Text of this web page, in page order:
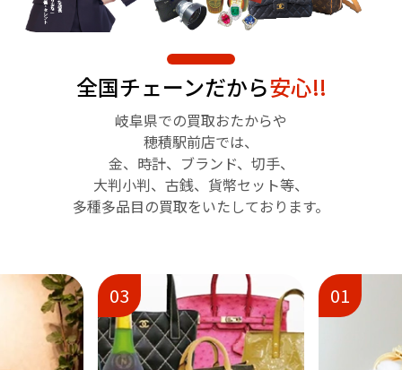
全国チェーンだから安心!!
岐阜県での買取おたからや
穂積駅前店では、
金、時計、ブランド、切手、
大判小判、古銭、貨幣セット等、
多種多品目の買取をいたしております。
03 01